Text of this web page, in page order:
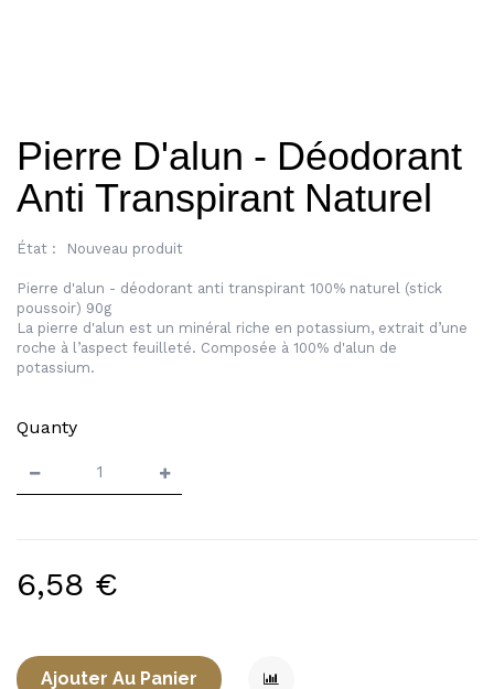
Pierre D'alun - Déodorant
Anti Transpirant Naturel
État : Nouveau produit
Pierre d'alun - déodorant anti transpirant 100% naturel (stick
poussoir) 90g
La pierre d'alun est un minéral riche en potassium, extrait d’une
roche à l’aspect feuilleté. Composée à 100% d'alun de
potassium.
Quanty
6,58 €
Ajouter Au Panier